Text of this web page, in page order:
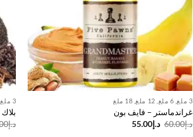
3 ملغ, 6 ملغ, 12 ملغ, 18 ملغ
غراندماستر – فايف بون
د.إ60.00 السعر
الأصلي
د.إ55.00
3 ملغ, 6 ملغ, 12 ملغ, 18 ملغ
د.إ